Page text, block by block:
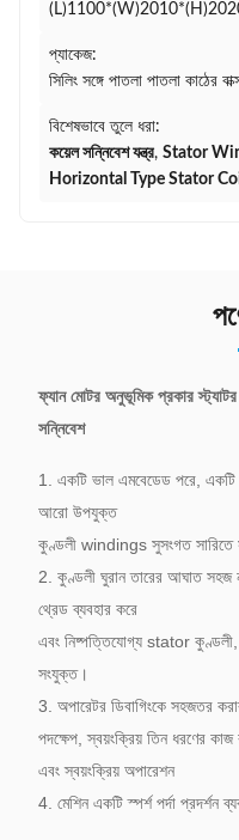
প্যাকেজ:
সিলিং সঙ্গে পাতলা পাতলা কাঠের
বিশেষভাবে তুলে ধরা:
কয়েল সন্নিবেশ যন্ত্র, Stator
Horizontal Type Stator
ফ্যান মোটর অনুভূমিক প্রকার
সন্নিবেশ
1. একটি ভাল এমবেডেড পরে,
আরো উপযুক্ত
কুণ্ডলী windings সুসংগত সারিতে
2. কুণ্ডলী ঘুরান তারের আঘাত
থ্রেড ব্যবহার করে
এবং নিষ্পত্তিযোগ্য stator কুণ্ডলী,
সংযুক্ত।
3. অপারেটর ডিবাগিংকে সহজতর
পদক্ষেপ, স্বয়ংক্রিয় তিন ধরণের কাজ
এবং স্বয়ংক্রিয় অপারেশন
4. মেশিন একটি স্পর্শ পর্দা প্রদর্শন